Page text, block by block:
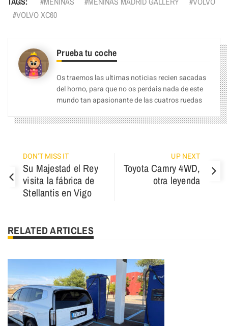
VOLVO XC60
Prueba tu coche
Os traemos las ultimas noticias recien sacadas
del horno, para que no os perdais nada de este
mundo tan apasionante de las cuatros ruedas
DON'T MISS IT
Su Majestad el Rey
visita la fábrica de
Stellantis en Vigo
UP NEXT
Toyota Camry 4WD,
otra leyenda
RELATED ARTICLES